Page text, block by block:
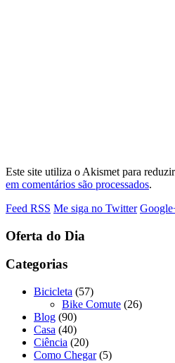
Este site utiliza o Akismet para
em comentários são processados.
Feed RSS Me siga no Twitter
Oferta do Dia
Categorias
Bicicleta (57)
Bike Comute (26)
Blog (90)
Casa (40)
Ciência (20)
Como Chegar(5)